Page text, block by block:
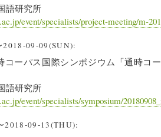
語研究所
event/specialists/project-meeting/m-
09-09(SUN):
コーパス国際シンポジウム「通時コ
語研究所
event/specialists/symposium/
2018-09-13(THU):